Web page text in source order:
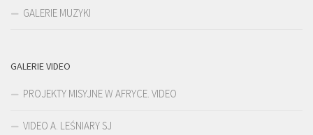
GALERIE MUZYKI
GALERIE VIDEO
PROJEKTY MISYJNE W AFRYCE. VIDEO
VIDEO A. LEŚNIARY SJ